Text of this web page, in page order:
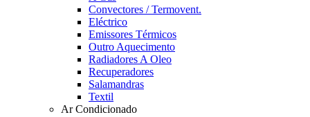
Convectores / Termovent.
Eléctrico
Emissores Térmicos
Outro Aquecimento
Radiadores A Oleo
Recuperadores
Salamandras
Textil
Ar Condicionado